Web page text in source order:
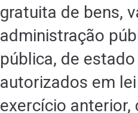
gratuita de bens,
administração
pública, de
autorizados em
exercício anterior,